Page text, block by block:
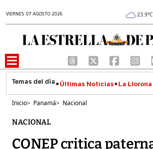
VIERNES 07 AGOSTO 2026
Últimas Noticias La Llorona
Inicio> Panamá> Nacional
NACIONAL
CONEP critica